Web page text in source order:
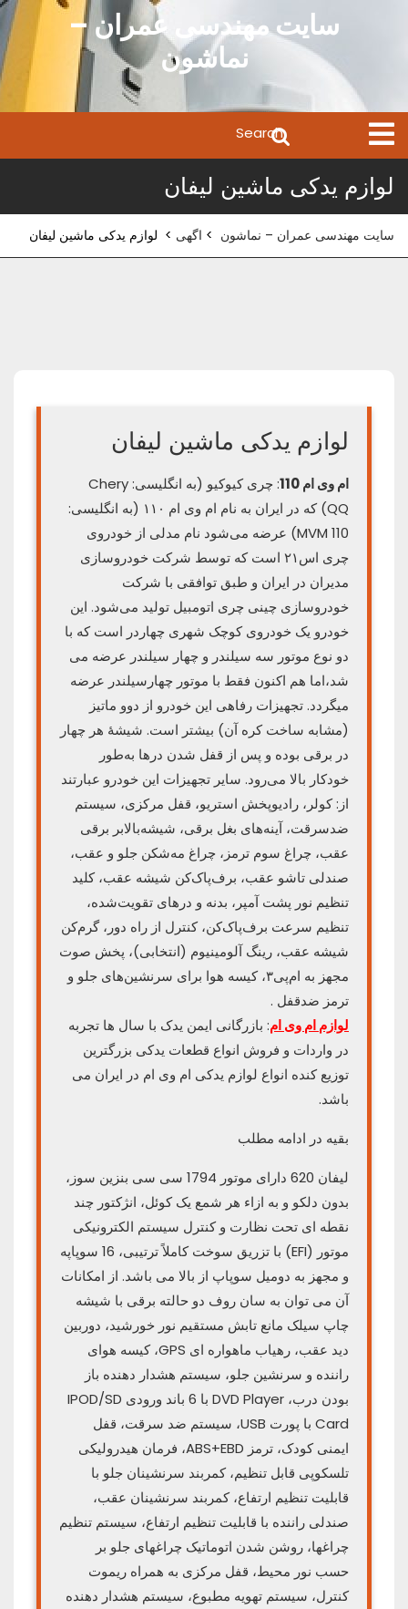
سایت مهندسی عمران –
نماشون
Open
Menu
for:
لوازم یدکی ماشین لیفان
سایت مهندسی عمران – نماشون > اگهی > لوازم یدکی ماشین لیفان
لوازم یدکی ماشین لیفان
ام وی ام 110
: چری کیوکیو (به انگلیسی: Chery
QQ) که در ایران به نام ام وی ام ۱۱۰ (به انگلیسی:
MVM 110) عرضه می‌شود نام مدلی از خودروی
چری اس۲۱ است که توسط شرکت خودروسازی
مدیران در ایران و طبق توافقی با شرکت
خودروسازی چینی چری اتومبیل تولید می‌شود. این
خودرو یک خودروی کوچک شهری چهاردر است که با
دو نوع موتور سه سیلندر و چهار سیلندر عرضه می
شد،اما هم اکنون فقط با موتور چهارسیلندر عرضه
میگردد. تجهیزات رفاهی این خودرو از دوو ماتیز
(مشابه ساخت کره آن) بیشتر است. شیشهٔ هر چهار
در برقی بوده و پس از قفل شدن درها به‌طور
خودکار بالا می‌رود. سایر تجهیزات این خودرو عبارتند
از: کولر، رادیوپخش استریو، قفل مرکزی، سیستم
ضدسرقت، آینه‌های بغل برقی، شیشه‌بالابر برقی
عقب، چراغ سوم ترمز، چراغ مه‌شکن جلو و عقب،
صندلی تاشو عقب، برف‌پاک‌کن شیشه عقب، کلید
تنظیم نور پشت آمپر، بدنه و درهای تقویت‌شده،
تنظیم سرعت برف‌پاک‌کن، کنترل از راه دور، گرم‌کن
شیشه عقب، رینگ آلومینیوم (انتخابی)، پخش صوت
مجهز به ام‌پی۳، کیسه هوا برای سرنشین‌های جلو و
ترمز ضدقفل .
لوازم ام وی ام: بازرگانی ایمن یدک با سال ها تجربه
در واردات و فروش انواع قطعات یدکی بزرگترین
توزیع کنده انواع لوازم یدکی ام وی ام در ایران می
باشد.
بقیه در ادامه مطلب
لیفان 620 دارای موتور 1794 سی سی بنزین سوز،
بدون دلکو و به ازاء هر شمع یک کوئل، انژکتور چند
نقطه ای تحت نظارت و کنترل سیستم الکترونیکی
موتور (EFI) با تزریق سوخت کاملاً ترتیبی، 16 سوپاپه
و مجهز به دوميل سوپاپ از بالا می باشد. از امکانات
آن می توان به سان روف دو حالته برقی با شیشه
چاپ سیلک مانع تابش مستقیم نور خورشید، دوربین
دید عقب، رهیاب ماهواره ای GPS، کیسه هوای
راننده و سرنشین جلو، سیستم هشدار دهنده باز
بودن درب، DVD Player با 6 باند ورودی IPOD/SD
Card با پورت USB، سیستم ضد سرقت، قفل
ایمنی کودک، ترمز ABS+EBD، فرمان هیدرولیکی
تلسکوپی قابل تنظیم، کمربند سرنشینان جلو با
قابلیت تنظیم ارتفاع، کمربند سرنشینان عقب،
صندلی راننده با قابلیت تنظیم ارتفاع، سیستم تنظیم
چراغها، روشن شدن اتوماتیک چراغهای جلو بر
حسب نور محیط، قفل مرکزی به همراه ریموت
کنترل، سیستم تهویه مطبوع، سیستم هشدار دهنده